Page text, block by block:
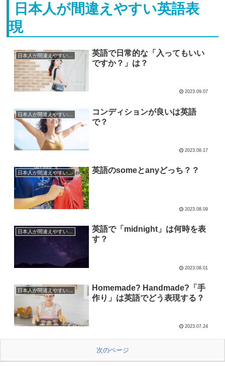
日本人が間違えやすい英語表
現
英語で日常的な「入ってもいい
ですか？」は？
2023.09.07
コンディションが良いは英語
で？
2023.08.17
日本人が間違えやすい英語表現 英語のsomeとanyどっち？？
2023.08.09
英語で「midnight」は何時を表
す？
2023.08.01
日本人が間違えやすい英語表現
Homemade? Handmade?「手
作り」は英語でどう表現する？
2023.07.24
次のページ